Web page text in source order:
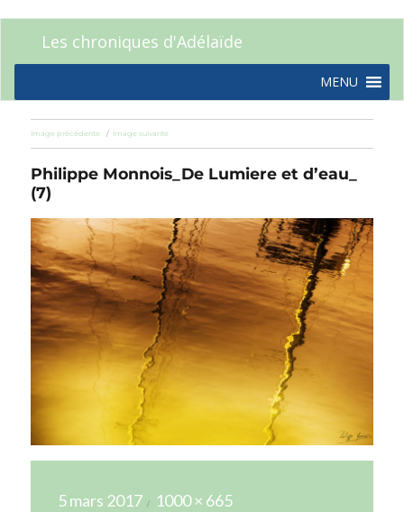
Les chroniques d'Adélaïde
MENU
Image précédente Image suivante
Philippe Monnois_De Lumiere et d’eau_
(7)
le
5 mars 2017
réelle
1000 × 665